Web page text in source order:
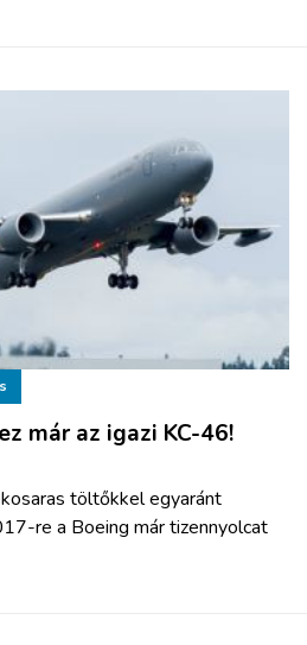
már az igazi KC-46!
töltőkkel egyaránt
re a Boeing már tizennyolcat